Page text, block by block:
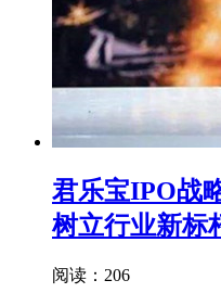
君乐宝IPO战
树立行业新标
阅读：206